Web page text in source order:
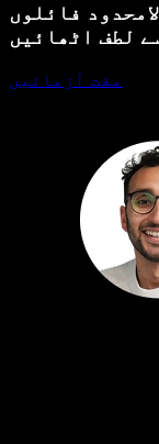
فائلوں
مفت آزمائیں